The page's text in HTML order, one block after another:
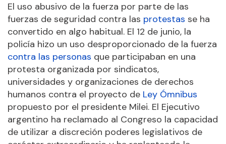
El uso abusivo de la fuerza por parte de las
fuerzas de seguridad contra las protestas se ha
convertido en algo habitual. El 12 de junio, la
policía hizo un uso desproporcionado de la fuerza
contra las personas que participaban en una
protesta organizada por sindicatos,
universidades y organizaciones de derechos
humanos contra el proyecto de Ley Ómnibus
propuesto por el presidente Milei. El Ejecutivo
argentino ha reclamado al Congreso la capacidad
de utilizar a discreción poderes legislativos de